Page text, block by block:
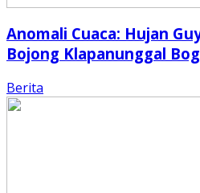
Anomali Cuaca: Hujan
Bojong Klapanunggal
Berita